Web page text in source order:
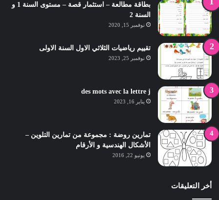
بطاقة مطالعة – استثمار قصة – مستوى السنة 1 و
السنة 2
نوفمبر 15, 2020
تقييم رياضيات الثلاثي الاول السنة الاولى
نوفمبر 25, 2023
des mots avec la lettre j
يناير 16, 2023
تمارين روضة : مجموعة من تمارين التلوين –
الأشكال الهندسية و الأرقام
يونيو 22, 2016
أخر التعليقات